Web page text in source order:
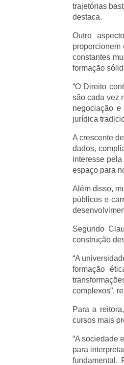
trajetórias
destaca.
Outro
constantes
formação
“O Direito
são cada vez
negociação
jurídica
A crescente
dados,
interesse
espaço para
Além disso,
públicos e
Segundo
construção
“A
formação
complexos”,
Para a
cursos mais
“A sociedade
para
fundamental.